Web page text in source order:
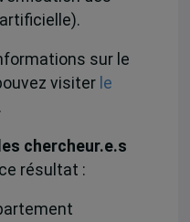
sur le
visiter le
.
les chercheur.e.s
résultat :